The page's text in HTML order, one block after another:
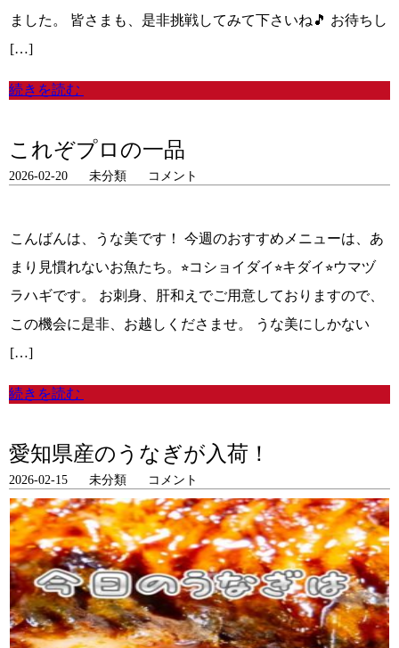
ました。 皆さまも、是非挑戦してみて下さいね🎵 お待ちし
[…]
続きを読む
これぞプロの一品
2026-02-20 未分類 コメント
こんばんは、うな美です！ 今週のおすすめメニューは、あ
まり見慣れないお魚たち。⭐︎コショイダイ⭐︎キダイ⭐︎ウマヅ
ラハギです。 お刺身、肝和えでご用意しておりますので、
この機会に是非、お越しくださませ。 うな美にしかない
[…]
続きを読む
愛知県産のうなぎが入荷！
2026-02-15 未分類 コメント